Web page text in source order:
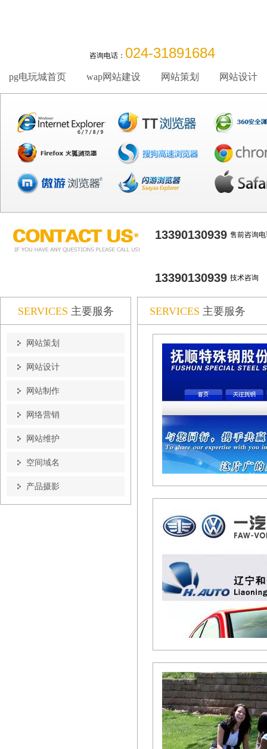
咨询电话： 024-31891684
pg电玩城首页 wap网站建设 网站策划 网站设计
13390130939 售前咨询
13390130939 技术咨询
SERVICES 主要服务
网站策划
网站设计
网站制作
网络营销
网站维护
空间域名
产品摄影
SERVICES 主要服务